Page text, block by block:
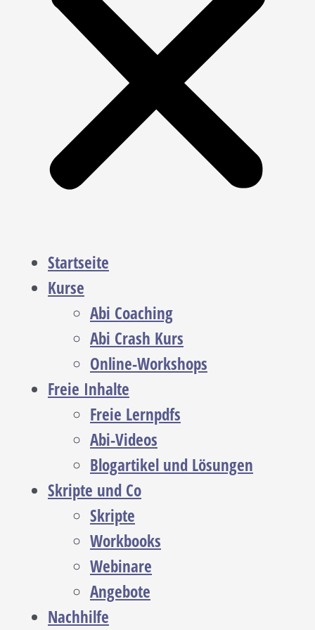
Startseite
Kurse
Abi Coaching
Abi Crash Kurs
Online-Workshops
Freie Inhalte
Freie Lernpdfs
Abi-Videos
Blogartikel und Lösungen
Skripte und Co
Skripte
Workbooks
Webinare
Angebote
Nachhilfe